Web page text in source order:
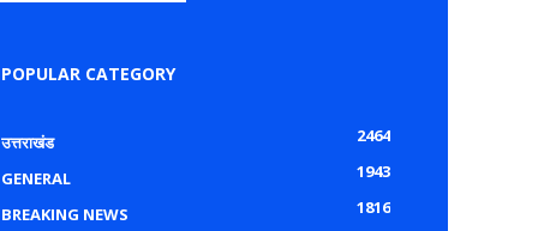
POPULAR CATEGORY
उत्तराखंड
2464
GENERAL
1943
BREAKING NEWS
1816